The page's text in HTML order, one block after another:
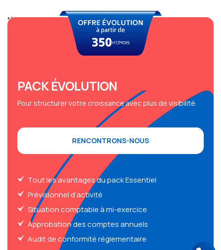
*(en fonction du CA, effectif, complexité)
PACK ÉVOLUTION
Pour structurer votre croissance avec plus de visibilité.
RENCONTRONS-NOUS
Tout les avantages du pack Essentiel
Prévisionnel d’activité
Situation comptable à mi-exercice
Approbation des comptes annuels
Audit de conformité réglementaire